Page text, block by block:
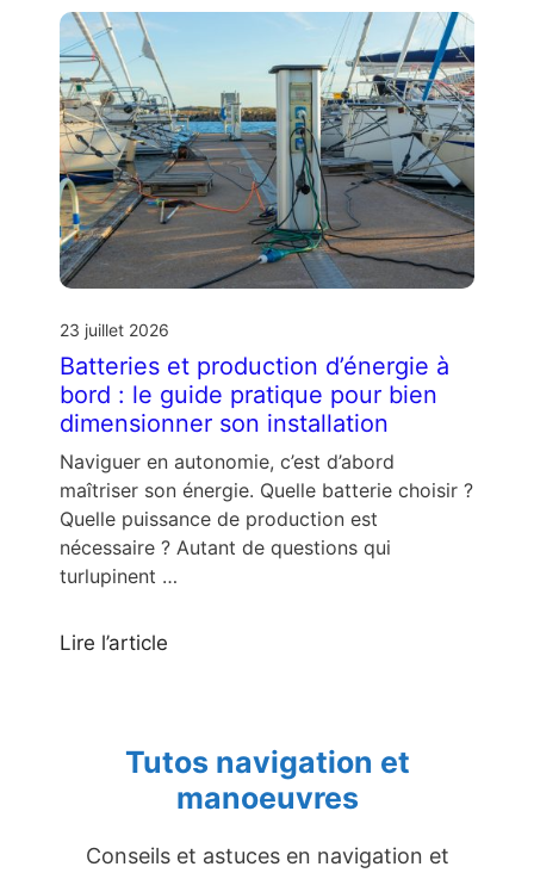
23 juillet 2026
Batteries et production d’énergie à
bord : le guide pratique pour bien
dimensionner son installation
Naviguer en autonomie, c’est d’abord
maîtriser son énergie. Quelle batterie choisir ?
Quelle puissance de production est
nécessaire ? Autant de questions qui
turlupinent …
Lire l’article
Tutos navigation et
manoeuvres
Conseils et astuces en navigation et